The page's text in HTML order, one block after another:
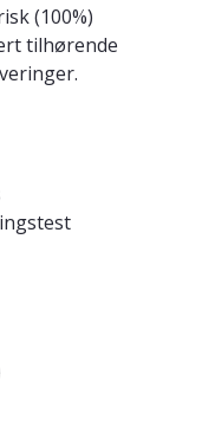
(100%)
tilhørende